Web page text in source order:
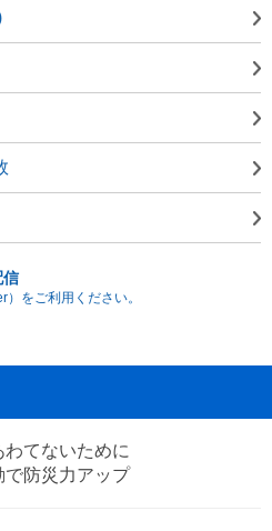
信
をご利用ください。
てないために
防災力アップ